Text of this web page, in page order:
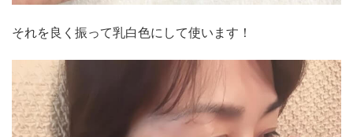
それを良く振って乳白色にして使います！